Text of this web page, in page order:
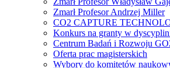
Zmarł Profesor Andrzej Miller
CO2 CAPTURE
Konkurs na granty w
Centrum Badań i Rozwoju
Oferta prac magisterskich
Wybory do komitetów